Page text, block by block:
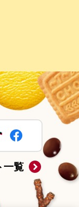
一覧